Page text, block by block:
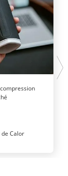
Calor